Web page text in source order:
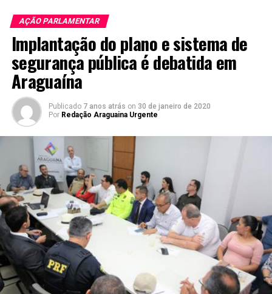
AÇÃO PARLAMENTAR
Implantação do plano e sistema de
segurança pública é debatida em
Araguaína
Publicado 7 anos atrás on 30 de janeiro de 2020
Por Redação Araguaina Urgente